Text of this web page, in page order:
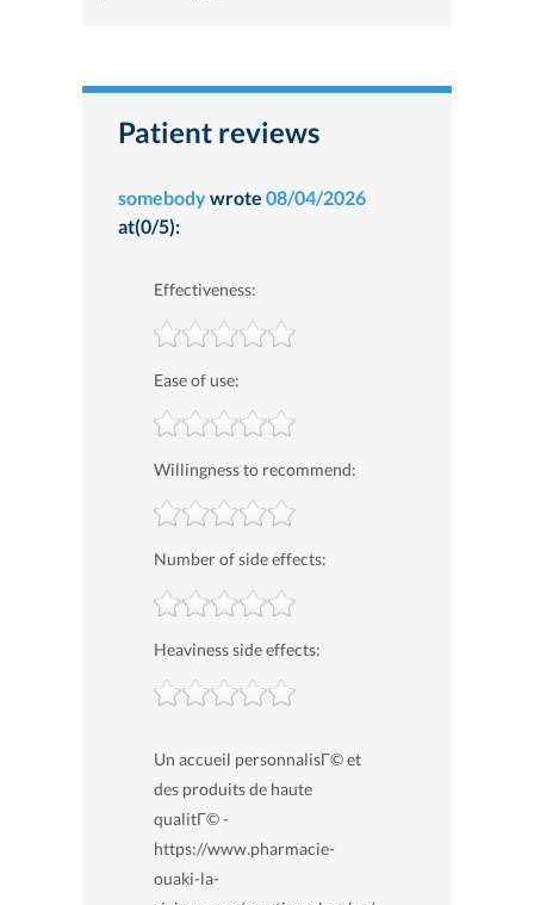
Patient reviews
somebodywrote 08/04/2026
at(0/5):
Effectiveness:
Ease of use:
Willingness to recommend:
Number of side effects:
Heaviness side effects:
Un accueil personnalisГ© et
des produits de haute
qualitГ© -
https://www.pharmacie-
ouaki-la-